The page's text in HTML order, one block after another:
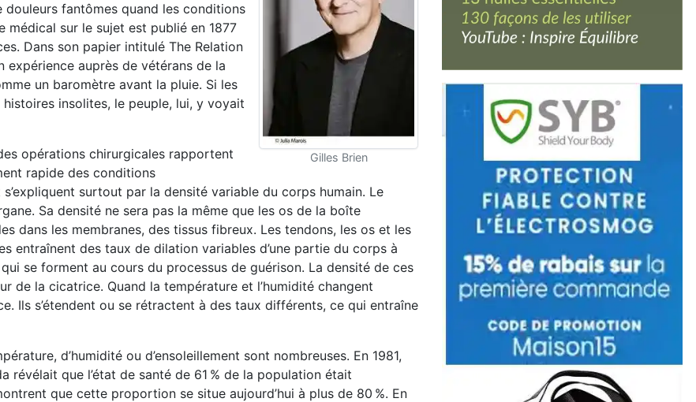
Gilles Brien
fantômes quand les conditions
sur le sujet est publié en 1877
Dans son papier intitulé The Relation
expérience auprès de vétérans de la
un baromètre avant la pluie. Si les
insolites, le peuple, lui, y voyait
opérations chirurgicales rapportent
rapide des conditions
surtout par la densité variable du corps humain. Le
Sa densité ne sera pas la même que les os de la boîte
dans les membranes, des tissus fibreux. Les tendons, les os et les
entraînent des taux de dilation variables d’une partie du corps à
se forment au cours du processus de guérison. La densité de ces
de la cicatrice. Quand la température et l’humidité changent
Ils s’étendent ou se rétractent à des taux différents, ce qui entraîne
d’humidité ou d’ensoleillement sont nombreuses. En 1981,
révélait que l’état de santé de 61 % de la population était
que cette proportion se situe aujour­d’hui à plus de 80 %. En